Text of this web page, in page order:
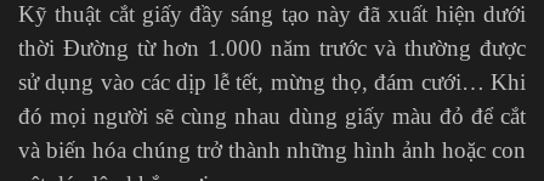
Kỹ thuật cắt giấy đầy sáng tạo này đã xuất hiện dưới
thời Đường từ hơn 1.000 năm trước và thường được
sử dụng vào các dịp lễ tết, mừng thọ, đám cưới… Khi
đó mọi người sẽ cùng nhau dùng giấy màu đỏ để cắt
và biến hóa chúng trở thành những hình ảnh hoặc con